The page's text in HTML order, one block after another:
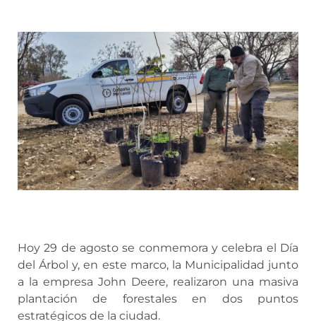
Hoy 29 de agosto se conmemora y celebra el Día
del Árbol y, en este marco, la Municipalidad junto
a la empresa John Deere, realizaron una masiva
plantación de forestales en dos puntos
estratégicos de la ciudad.